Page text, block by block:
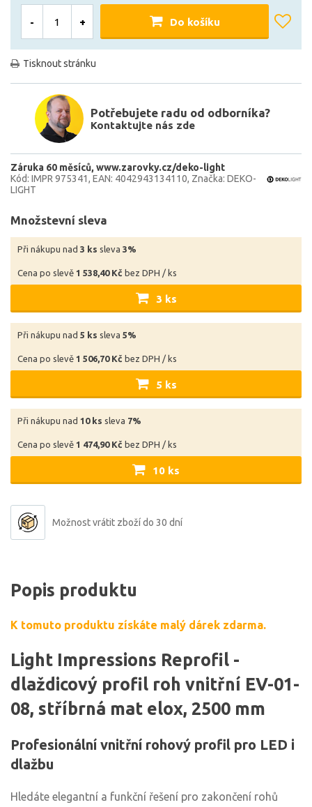
- + Do košíku
Tisknout stránku
Potřebujete radu od odborníka?
Kontaktujte nás zde
Záruka 60 měsíců www.zarovky.cz/deko-light
Kód: IMPR 975341 EAN: 4042943134110 Značka: DEKO-
LIGHT
Množstevní sleva
Při nákupu nad 3 ks sleva 3%
Cena po slevě 1 538,40 Kč bez DPH / ks
3 ks
Při nákupu nad 5 ks sleva 5%
Cena po slevě 1 506,70 Kč bez DPH / ks
5 ks
Při nákupu nad 10 ks sleva 7%
Cena po slevě 1 474,90 Kč bez DPH / ks
10 ks
Možnost vrátit zboží do 30 dní
Popis produktu
K tomuto produktu získáte malý dárek zdarma.
Light Impressions Reprofil -
dlaždicový profil roh vnitřní EV-01-
08, stříbrná mat elox, 2500 mm
Profesionální vnitřní rohový profil pro LED i
dlažbu
Hledáte elegantní a funkční řešení pro zakončení rohů